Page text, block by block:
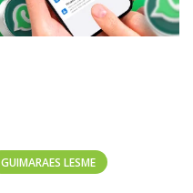
GUIMARAES LESME